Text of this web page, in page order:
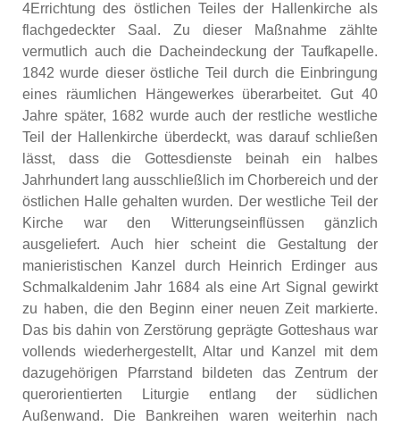
4Errichtung des östlichen Teiles der Hallenkirche als
flachgedeckter Saal. Zu dieser Maßnahme zählte
vermutlich auch die Dacheindeckung der Taufkapelle.
1842 wurde dieser östliche Teil durch die Einbringung
eines räumlichen Hängewerkes überarbeitet. Gut 40
Jahre später, 1682 wurde auch der restliche westliche
Teil der Hallenkirche überdeckt, was darauf schließen
lässt, dass die Gottesdienste beinah ein halbes
Jahrhundert lang ausschließlich im Chorbereich und der
östlichen Halle gehalten wurden. Der westliche Teil der
Kirche war den Witterungseinflüssen gänzlich
ausgeliefert. Auch hier scheint die Gestaltung der
manieristischen Kanzel durch Heinrich Erdinger aus
Schmalkaldenim Jahr 1684 als eine Art Signal gewirkt
zu haben, die den Beginn einer neuen Zeit markierte.
Das bis dahin von Zerstörung geprägte Gotteshaus war
vollends wiederhergestellt, Altar und Kanzel mit dem
dazugehörigen Pfarrstand bildeten das Zentrum der
querorientierten Liturgie entlang der südlichen
Außenwand. Die Bankreihen waren weiterhin nach